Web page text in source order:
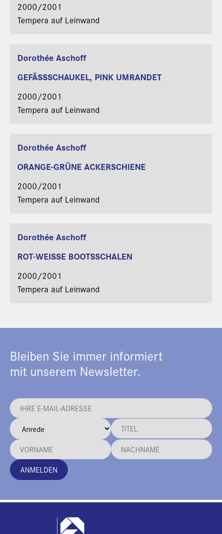
2000/2001
Tempera auf Leinwand
Dorothée Aschoff
GEFÄSSSCHAUKEL, PINK UMRANDET
2000/2001
Tempera auf Leinwand
Dorothée Aschoff
ORANGE-GRÜNE ACKERSCHIENE
2000/2001
Tempera auf Leinwand
Dorothée Aschoff
ROT-WEISSE BOOTSSCHALEN
2000/2001
Tempera auf Leinwand
Bleiben Sie immer informiert
mit unserem Newsletter.
ANMELDEN